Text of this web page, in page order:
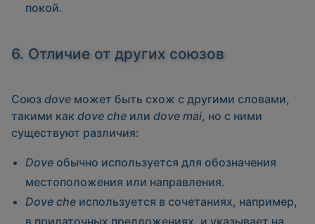
покой.
6. Отличие от других союзов
Союз dove может быть схож с другими словами,
такими как dove che или dove mai, но с ними
существуют различия:
Dove обычно используется для обозначения
местоположения или направления.
Dove che используется в сочетаниях, например,